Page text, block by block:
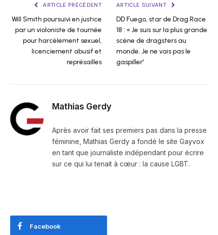
ARTICLE PRÉCÉDENT
Will Smith poursuivi en justice
par un violoniste de tournée
pour harcèlement sexuel,
licenciement abusif et
représailles
ARTICLE SUIVANT
DD Fuego, star de Drag Race
18 : « Je suis sur la plus grande
scène de dragsters au
monde. Je ne vais pas le
gaspiller'
Mathias Gerdy
Après avoir fait ses premiers pas dans la presse
féminine, Mathias Gerdy a fondé le site Gayvox
en tant que journaliste indépendant pour écrire
sur ce qui lui tenait à cœur : la cause LGBT.
Facebook